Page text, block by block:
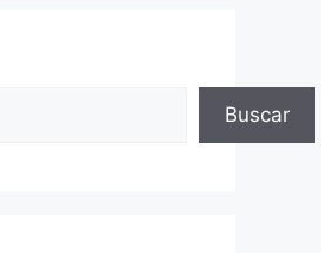
Buscar